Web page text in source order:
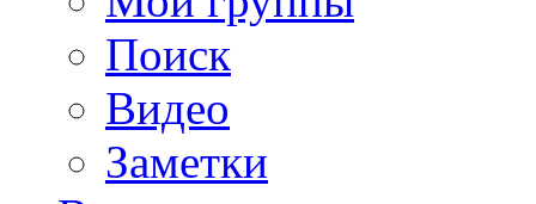
Поиск
Видео
Заметки